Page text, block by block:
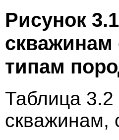
Рисунок
скважинам
типам
Таблица
скважинам,